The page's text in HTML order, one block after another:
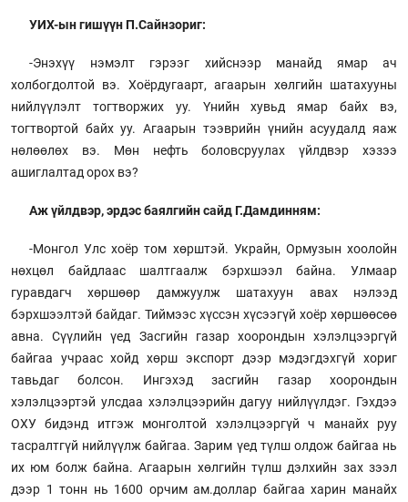
УИХ-ын гишүүн П.Сайнзориг:
-Энэхүү нэмэлт гэрээг хийснээр манайд ямар ач
холбогдолтой вэ. Хоёрдугаарт, агаарын хөлгийн шатахууны
нийлүүлэлт тогтворжих уу. Үнийн хувьд ямар байх вэ,
тогтвортой байх уу. Агаарын тээврийн үнийн асуудалд яаж
нөлөөлөх вэ. Мөн нефть боловсруулах үйлдвэр хэзээ
ашиглалтад орох вэ?
Аж үйлдвэр, эрдэс баялгийн сайд Г.Дамдинням:
-Монгол Улс хоёр том хөрштэй. Украйн, Ормузын хоолойн
нөхцөл байдлаас шалтгаалж бэрхшээл байна. Улмаар
гуравдагч хөршөөр дамжуулж шатахуун авах нэлээд
бэрхшээлтэй байдаг. Тиймээс хүссэн хүсээгүй хоёр хөршөөсөө
авна. Сүүлийн үед Засгийн газар хоорондын хэлэлцээргүй
байгаа учраас хойд хөрш экспорт дээр мэдэгдэхгүй хориг
тавьдаг болсон. Ингэхэд засгийн газар хоорондын
хэлэлцээртэй улсдаа хэлэлцээрийн дагуу нийлүүлдэг. Гэхдээ
ОХУ бидэнд итгэж монголтой хэлэлцээргүй ч манайх руу
тасралтгүй нийлүүлж байгаа. Зарим үед түлш олдож байгаа нь
их юм болж байна. Агаарын хөлгийн түлш дэлхийн зах зээл
дээр 1 тонн нь 1600 орчим ам.доллар байгаа харин манайх